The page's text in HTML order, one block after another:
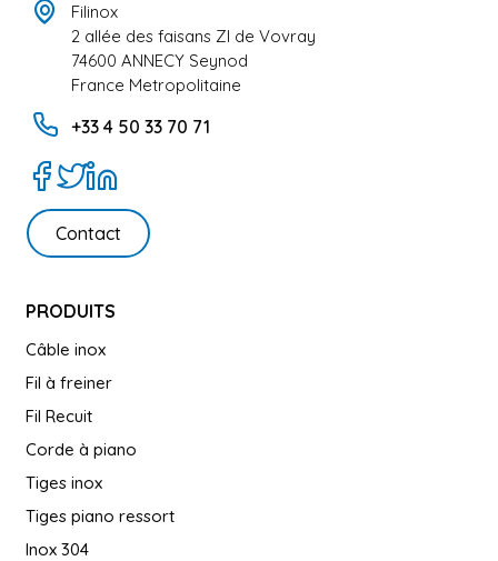
Filinox
2 allée des faisans ZI de Vovray
74600 ANNECY Seynod
France Metropolitaine
+33 4 50 33 70 71
Contact
PRODUITS
Câble inox
Fil à freiner
Fil Recuit
Corde à piano
Tiges inox
Tiges piano ressort
Inox 304